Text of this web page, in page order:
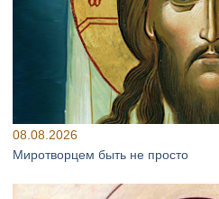
08.08.2026
Миротворцем быть не просто